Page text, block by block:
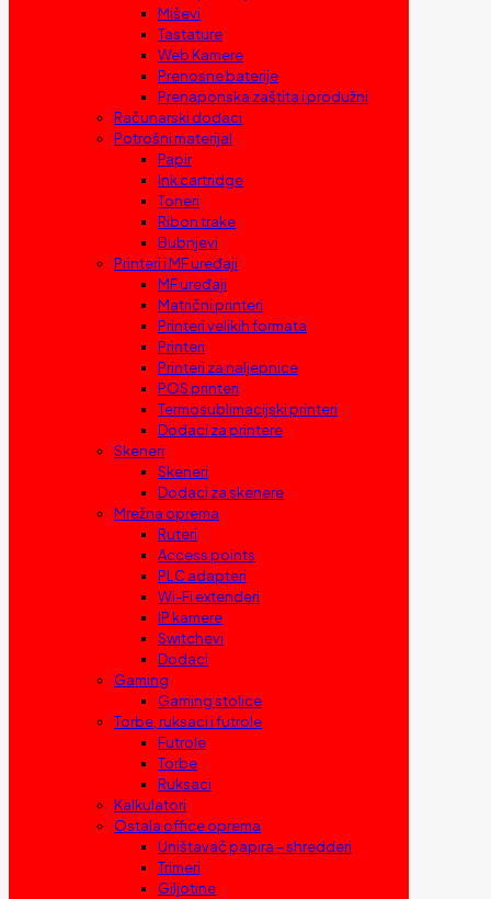
Miševi
Tastature
Web Kamere
Prenosne baterije
Prenaponska zaštita i produžni
Računarski dodaci
Potrošni materijal
Papir
Ink cartridge
Toneri
Ribon trake
Bubnjevi
Printeri i MF uređaji
MF uređaji
Matrični printeri
Printeri velikih formata
Printeri
Printeri za naljepnice
POS printeri
Termosublimacijski printeri
Dodaci za printere
Skeneri
Skeneri
Dodaci za skenere
Mrežna oprema
Ruteri
Access points
PLC adapteri
Wi-Fi extenderi
IP kamere
Switchevi
Dodaci
Gaming
Gaming stolice
Torbe, ruksaci i futrole
Futrole
Torbe
Ruksaci
Kalkulatori
Ostala office oprema
Uništavač papira – shredderi
Trimeri
Giljotine